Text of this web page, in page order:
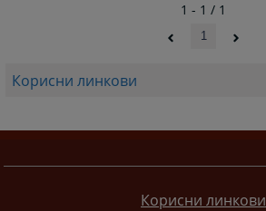
Корисни линкови
1 - 1 / 1
1
Корисни линкови